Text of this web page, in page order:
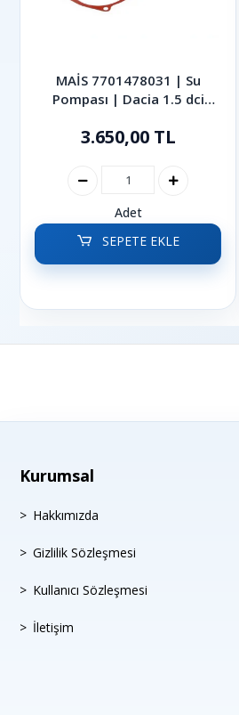
MAİS 7701478031 | Su
Pompası | Dacia 1.5 dci
3.650,00 TL
Adet
SEPETE EKLE
Kurumsal
Hakkımızda
Gizlilik Sözleşmesi
Kullanıcı Sözleşmesi
İletişim